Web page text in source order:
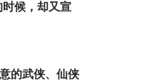
候，却又宣
的武侠、仙侠